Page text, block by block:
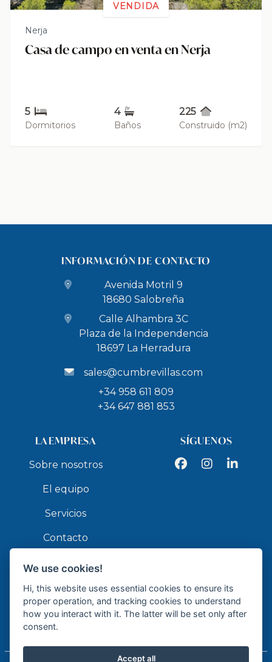
VENDIDA
Nerja
Casa de campo en venta en Nerja
5
Dormitorios
4
Baños
225
Construido (m2)
INFORMACIÓN DE CONTACTO
Avenida Motril 9
18680 Salobreña
Calle Alhambra 3C
Plaza de la Independencia
18697 La Herradura
sales@cumbrevillas.com
+34 958 611 809
+34 647 881 853
LA EMPRESA
Sobre nosotros
El equipo
Servicios
Contacto
SÍGUENOS
FacebookInstagramLinkedIn
We use cookies!
Hi, this website uses essential cookies to ensure its
proper operation, and tracking cookies to understand
how you interact with it. The latter will be set only after
consent.
Accept all